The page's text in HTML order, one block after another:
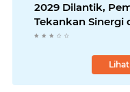
2029 Dilantik,
Tekankan Sinergi
Profesionalisme